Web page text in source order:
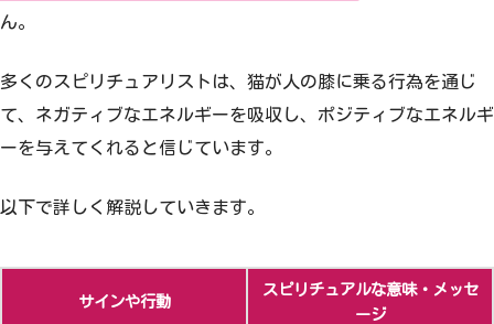
ん。
多くのスピリチュアリストは、猫が人の膝に乗る行為を通じ
て、ネガティブなエネルギーを吸収し、ポジティブなエネルギ
ーを与えてくれると信じています。
以下で詳しく解説していきます。
サインや行動
スピリチュアルな意味・メッセ
ージ